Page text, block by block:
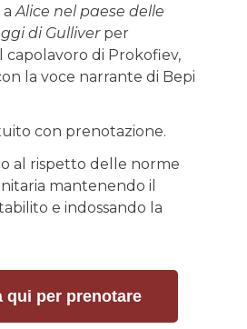
aAlice nel paese delle
di Gulliverper
di Prokofiev,
la voce narrante di Bepi
con prenotazione.
al rispetto delle norme
mantenendo il
e indossando la
qui per prenotare